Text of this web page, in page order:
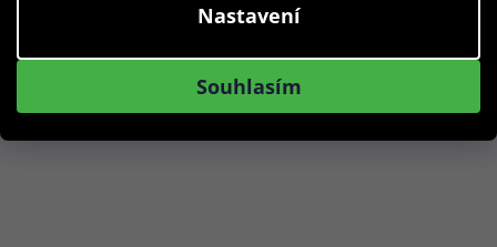
Nastavení
Souhlasím